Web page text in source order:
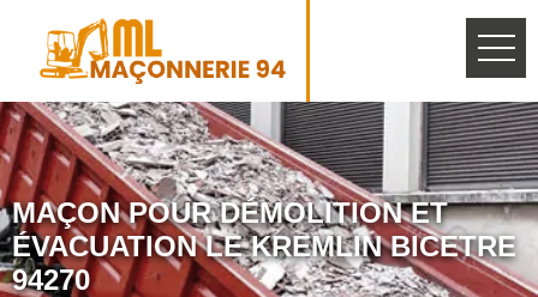
MAÇON POUR DÉMOLITION ET
ÉVACUATION LE KREMLIN BICETRE
94270